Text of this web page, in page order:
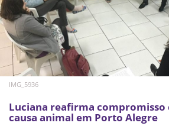
IMG_5936
Luciana reafirma compromisso
causa animal em Porto Alegre